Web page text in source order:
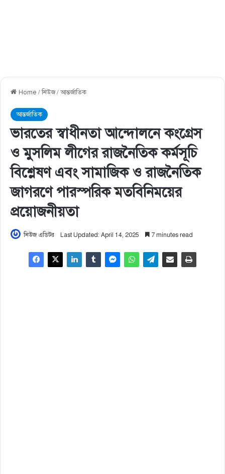
Home /নিউজ/আন্তর্জাতিক
আন্তর্জাতিক
ভারতের স্বাধীনতা আন্দোলনে কংগ্রেস
ও মুসলিম লীগের রাজনৈতিক কর্মসূচি
বিশ্লেষণ এবং সামাজিক ও রাজনৈতিক
জাগরণে পারস্পরিক মতবিনিময়ের
প্রয়ােজনীয়তা
নিউজ এডিটর Last Updated: April 14, 2025 7 minutes read